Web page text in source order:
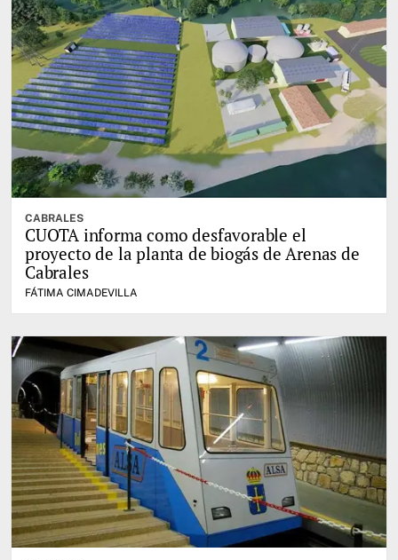
CABRALES
CUOTA informa como desfavorable el
proyecto de la planta de biogás de Arenas de
Cabrales
FÁTIMA CIMADEVILLA